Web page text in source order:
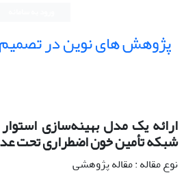
پژوهش های نوین در
ارائه یک مدل بهینه‌سازی
شبکه تأمین خون اضطراری تحت
نوع مقاله : مقاله پژوهشی